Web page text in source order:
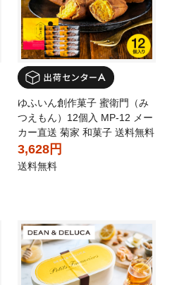
ゆふいん創作菓子 蜜衛門（み
つえもん）12個入 MP-12 メー
カー直送 菊家 和菓子 送料無料
3,628円
送料無料